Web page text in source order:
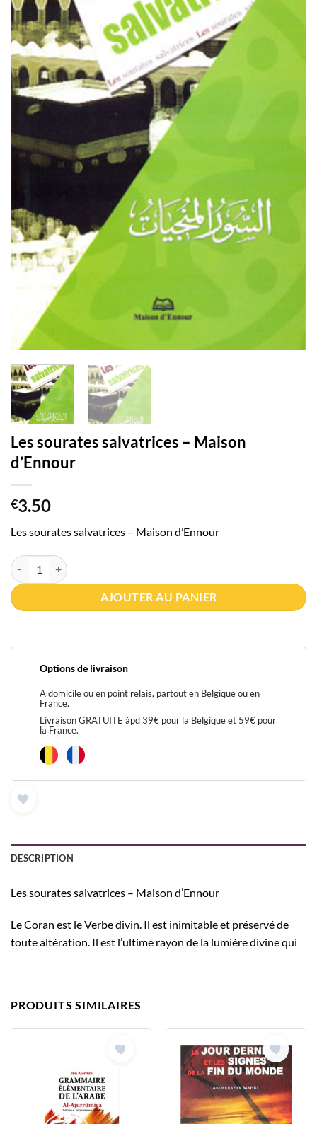
Les sourates salvatrices – Maison
d’Ennour
€3.50
Les sourates salvatrices – Maison d’Ennour
quantité de Les sourates salvatrices - Maison d'Ennour
AJOUTER AU PANIER
Options de livraison
A domicile ou en point relais, partout en Belgique ou en
France.
Livraison GRATUITE àpd 39€ pour la Belgique et 59€ pour
la France.
DESCRIPTION
Les sourates salvatrices – Maison d’Ennour
Le Coran est le Verbe divin. Il est inimitable et préservé de
toute altération. Il est l’ultime rayon de la lumière divine qui
PRODUITS SIMILAIRES